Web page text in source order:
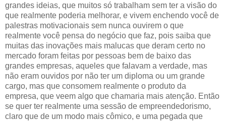
grandes ideias, que muitos só trabalham sem ter a visão do
que realmente poderia melhorar, e vivem enchendo você de
palestras motivacionais sem nunca ouvirem o que
realmente você pensa do negócio que faz, pois saiba que
muitas das inovações mais malucas que deram certo no
mercado foram feitas por pessoas bem de baixo das
grandes empresas, aqueles que falavam a verdade, mas
não eram ouvidos por não ter um diploma ou um grande
cargo, mas que consomem realmente o produto da
empresa, que veem algo que chamaria mais atenção. Então
se quer ter realmente uma sessão de empreendedorismo,
claro que de um modo mais cômico, e uma pegada que